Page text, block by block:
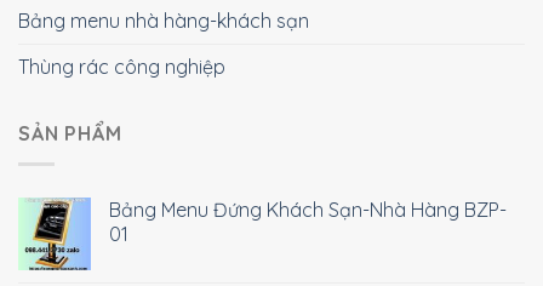
Bảng menu nhà hàng-khách sạn
Thùng rác công nghiệp
SẢN PHẨM
Bảng Menu Đứng Khách Sạn-Nhà Hàng BZP-
01